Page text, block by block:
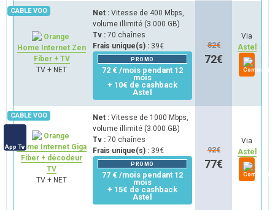
Home Internet Zen
Fiber + TV
TV + NET
Net : Vitesse de 400 Mbps,
volume illimité (3.000 GB)
Tv : 70 chaînes
Frais unique(s) : 39€
PROMO
72 € /mois pendant 12
mois
+ 10€ de cashback
Astel
82€
72€
Via
Astel
Home Internet Giga
Fiber + décodeur
TV
TV + NET
App Tv
Net : Vitesse de 1000 Mbps,
volume illimité (3.000 GB)
Tv : 70 chaînes
Frais unique(s) : 39€
PROMO
77 € /mois pendant 12
mois
+ 15€ de cashback
Astel
92€
77€
Via
Astel